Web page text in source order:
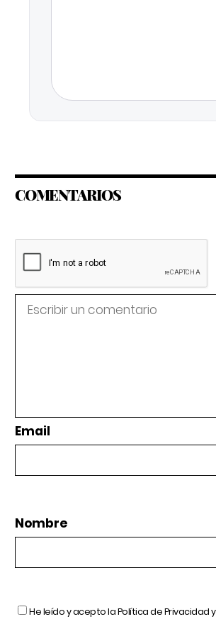
COMENTARIOS
Email
Nombre
He leído y acepto laPolítica de Privacidad